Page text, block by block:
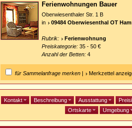
Ferienwohnungen Bauer
Oberwiesenthaler Str. 1 B
in
09484 Oberwiesenthal OT
Rubrik:
Ferienwohnung
Preiskategorie: 35 - 50 €
Anzahl der Betten: 4
für Sammelanfrage merken | Merkzettel
Kontakt Beschreibung Ausstattung
Ortskarte
Umgebung